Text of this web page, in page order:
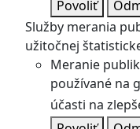
Povoliť
Služby merania
užitočnej
Meranie
používané na
účasti na